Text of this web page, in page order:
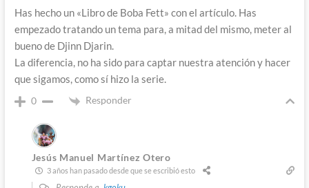
Has hecho un «Libro de Boba Fett» con el artículo. Has
empezado tratando un tema para, a mitad del mismo, meter al
bueno de Djinn Djarin.
La diferencia, no ha sido para captar nuestra atención y hacer
que sigamos, como sí hizo la serie.
0 Responder
Jesús Manuel Martínez Otero
3 años han pasado desde que se escribió esto